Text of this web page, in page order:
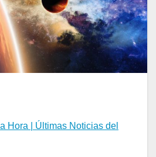
Hora | Últimas Noticias del